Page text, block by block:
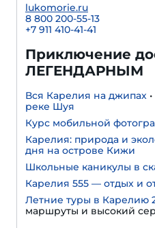
lukomorie.ru
8 800 200-55-13
+7 911 410-41-41
Приключение
ЛЕГЕНДАРНЫМ
Вся Карелия на джипах •
реке Шуя
Курс мобильной
Карелия: природа и
дня на острове Кижи
Школьные каникулы в
Карелия 555 — отдых и
Летние туры в Карелию
маршруты и высокий